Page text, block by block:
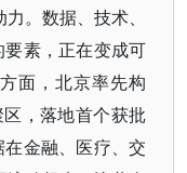
。数据、技术、
素，正在变成可
面，北京率先构
，落地首个获批
金融、医疗、交